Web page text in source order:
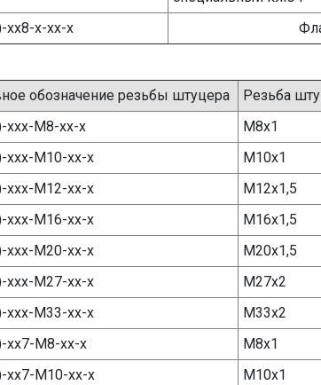
хх8-х-хх-х
обозначение резьбы штуцера Резьба
ххх-М8-хх-х
М8х1
ххх-М10-хх-х
М10х1
ххх-М12-хх-х
М12х1,5
ххх-М16-хх-х
М16х1,5
ххх-М20-хх-х
М20х1,5
ххх-М27-хх-х
М27х2
ххх-М33-хх-х
М33х2
хх7-М8-хх-х
М8х1
хх7-М10-хх-х
М10х1